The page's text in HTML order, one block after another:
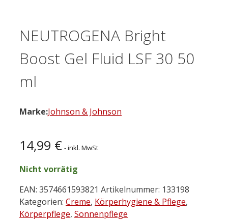
NEUTROGENA Bright
Boost Gel Fluid LSF 30 50
ml
Marke:Johnson & Johnson
14,99 € - inkl. MwSt
Nicht vorrätig
EAN: 3574661593821 Artikelnummer: 133198
Kategorien: Creme, Körperhygiene & Pflege,
Körperpflege, Sonnenpflege